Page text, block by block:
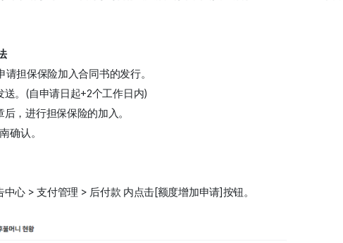
请担保保险加入合同书的发行。
。(自申请日起+2个工作日内)
，进行担保保险的加入。
确认。
心 > 支付管理 > 后付款 内点击[额度增加申请]按钮。